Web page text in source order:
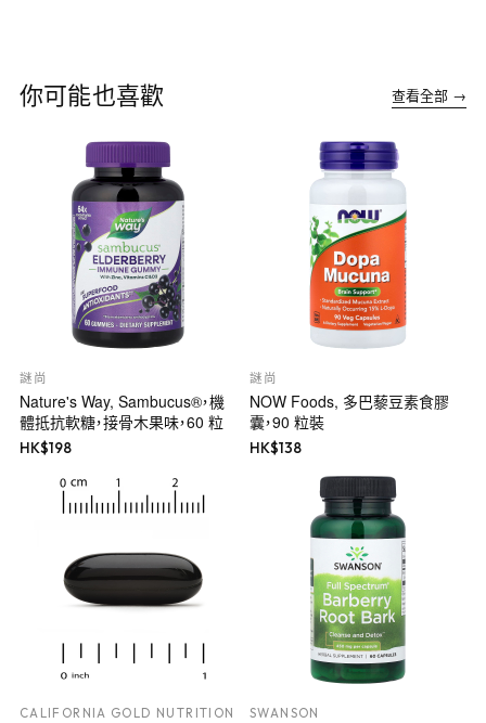
你可能也喜歡 查看全部 →
謎尚
Nature's Way, Sambucus®，機
體抵抗軟糖，接骨木果味，60 粒
HK$198
謎尚
NOW Foods, 多巴藜豆素食膠
囊，90 粒裝
HK$138
CALIFORNIA GOLD NUTRITION SWANSON